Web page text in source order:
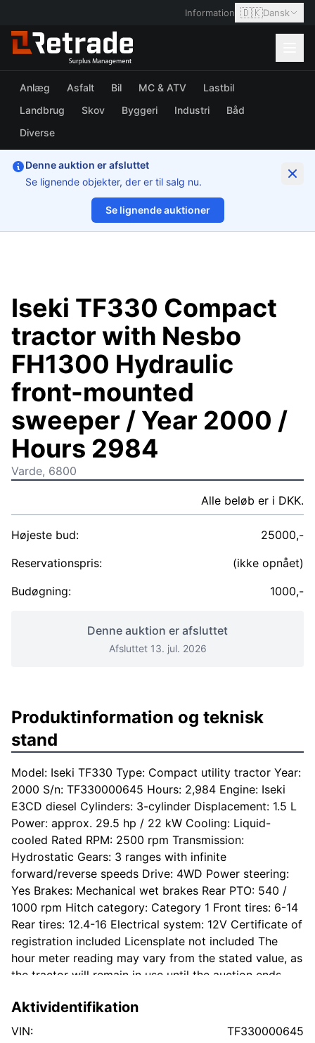
Information 🇩🇰Dansk
Anlæg Asfalt Bil MC & ATV
Lastbil
Landbrug
Skov Byggeri Industri
Båd
Diverse
Denne auktion er afsluttet
Se lignende objekter, der er til salg nu.
Se lignende auktioner
1/90
Iseki TF330 Compact
tractor with Nesbo
FH1300 Hydraulic
front-mounted
sweeper / Year 2000 /
Hours 2984
Varde, 6800
Alle beløb er i DKK.
Højeste bud:
25000,-
Reservationspris:
(ikke opnået)
Budøgning:
1000,-
Denne auktion er afsluttet
Afsluttet 13. jul. 2026
Produktinformation og teknisk
stand
Model: Iseki TF330 Type: Compact utility tractor Year:
2000 S/n: TF330000645 Hours: 2,984 Engine: Iseki
E3CD diesel Cylinders: 3-cylinder Displacement: 1.5 L
Power: approx. 29.5 hp / 22 kW Cooling: Liquid-
cooled Rated RPM: 2500 rpm Transmission:
Hydrostatic Gears: 3 ranges with infinite
forward/reverse speeds Drive: 4WD Power steering:
Yes Brakes: Mechanical wet brakes Rear PTO: 540 /
1000 rpm Hitch category: Category 1 Front tires: 6-14
Rear tires: 12.4-16 Electrical system: 12V Certificate of
registration included Licensplate not included The
hour meter reading may vary from the stated value, as
the tractor will remain in use until the auction ends.
front-mounted broom Year: 2000 Serial number:
0011202 Manufacturer: NESBO Sweeping width: 1300
Aktividentifikation
VIN:
TF330000645